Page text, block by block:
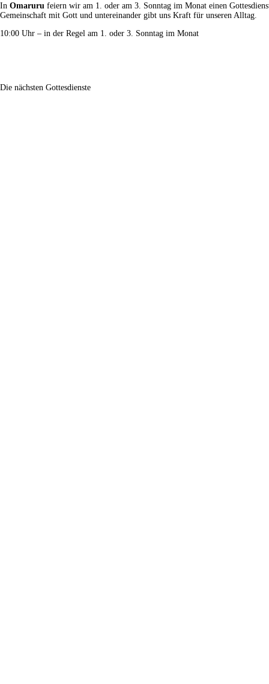
In Omaruru feiern wir am 1. oder am 3. Sonntag im Monat einen
Gemeinschaft mit Gott und untereinander gibt uns Kraft für unseren Alltag.
10:00 Uhr – in der Regel am 1. oder 3. Sonntag im Monat
Die nächsten Gottesdienste